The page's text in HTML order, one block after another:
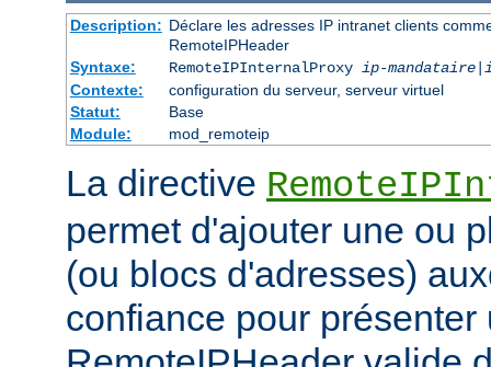
Description: Déclare les adresses IP intranet clients
RemoteIPHeader
Syntaxe:
RemoteIPInternalProxy ip-mandataire|
Contexte:
configuration du serveur, serveur virtuel
Statut:
Base
Module:
mod_remoteip
La directive
permet d'ajouter une ou
(ou blocs d'adresses)
confiance pour présenter